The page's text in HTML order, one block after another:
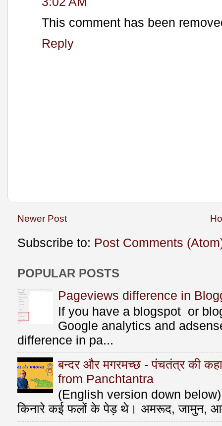
This comment has been
Reply
Newer Post
Subscribe to: Post Comments
POPULAR POSTS
Pageviews difference in
If you have a blogspot or
Google analytics and
difference in pa...
बन्दर और मगरमच्छ - पंचतंत्र की
from Panchtantra
(English version down below)
किनारे कई फलों के पेड़ थे। अमरूद, जामुन,